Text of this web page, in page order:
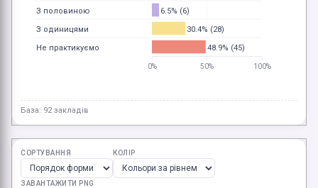
6.5% (6)
30.4% (28)
48.9% (45)
0% 50% 100%
З половиною
З одиницями
Не практикуємо
База: 92 закладів
СОРТУВАННЯ КОЛІР
ЗАВАНТАЖИТИ PNG